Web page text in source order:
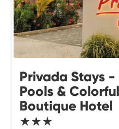
Privada Stays
Pools &
Boutique Hotel
★★★